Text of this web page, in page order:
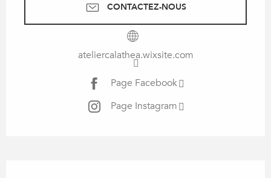
CONTACTEZ-NOUS
ateliercalathea.wixsite.com
Page Facebook
Page Instagram